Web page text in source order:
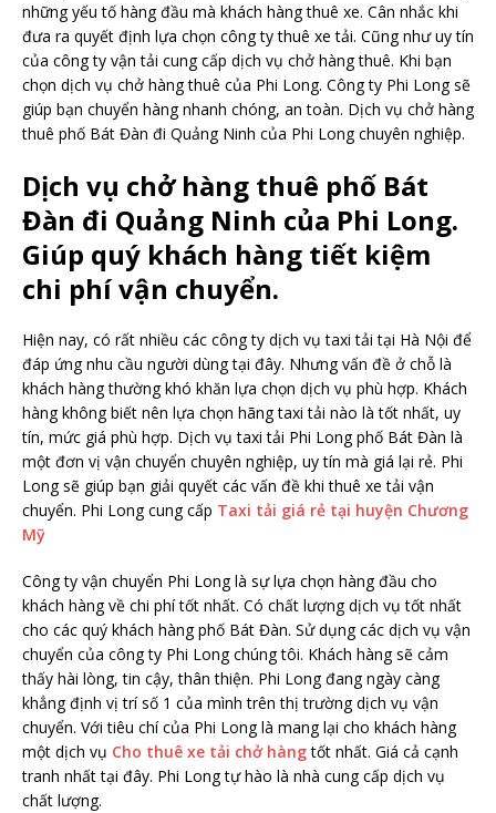
những yếu tố hàng đầu mà khách hàng thuê xe. Cân nhắc khi
đưa ra quyết định lựa chọn công ty thuê xe tải. Cũng như uy tín
của công ty vận tải cung cấp dịch vụ chở hàng thuê. Khi bạn
chọn dịch vụ chở hàng thuê của Phi Long. Công ty Phi Long sẽ
giúp bạn chuyển hàng nhanh chóng, an toàn. Dịch vụ chở hàng
thuê phố Bát Đàn đi Quảng Ninh của Phi Long chuyên nghiệp.
Dịch vụ chở hàng thuê phố Bát
Đàn đi Quảng Ninh của Phi Long.
Giúp quý khách hàng tiết kiệm
chi phí vận chuyển.
Hiện nay, có rất nhiều các công ty dịch vụ taxi tải tại Hà Nội để
đáp ứng nhu cầu người dùng tại đây. Nhưng vấn đề ở chỗ là
khách hàng thường khó khăn lựa chọn dịch vụ phù hợp. Khách
hàng không biết nên lựa chọn hãng taxi tải nào là tốt nhất, uy
tín, mức giá phù hợp. Dịch vụ taxi tải Phi Long phố Bát Đàn là
một đơn vị vận chuyển chuyên nghiệp, uy tín mà giá lại rẻ. Phi
Long sẽ giúp bạn giải quyết các vấn đề khi thuê xe tải vận
chuyển. Phi Long cung cấp Taxi tải giá rẻ tại huyện Chương
Mỹ
Công ty vận chuyển Phi Long là sự lựa chọn hàng đầu cho
khách hàng về chi phí tốt nhất. Có chất lượng dịch vụ tốt nhất
cho các quý khách hàng phố Bát Đàn. Sử dụng các dịch vụ vận
chuyển của công ty Phi Long chúng tôi. Khách hàng sẽ cảm
thấy hài lòng, tin cậy, thân thiện. Phi Long đang ngày càng
khẳng định vị trí số 1 của mình trên thị trường dịch vụ vận
chuyển. Với tiêu chí của Phi Long là mang lại cho khách hàng
một dịch vụ Cho thuê xe tải chở hàngtốt nhất. Giá cả cạnh
tranh nhất tại đây. Phi Long tự hào là nhà cung cấp dịch vụ
chất lượng.